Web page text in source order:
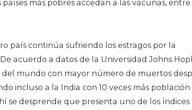
países más pobres accedan a las vacunas,
país continúa sufriendo los estragos por la
acuerdo a datos de la Universidad Johns
del mundo con mayor número de muertos
incluso a la India con 10 veces más población
se desprende que presenta uno de los índices